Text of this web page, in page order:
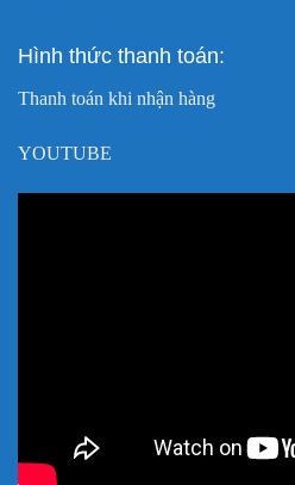
Hình thức thanh toán:
Thanh toán khi nhận hàng
YOUTUBE